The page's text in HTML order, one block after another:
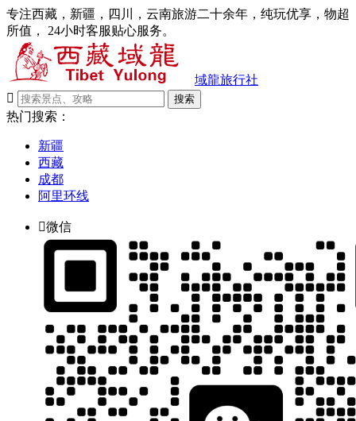
专注西藏，新疆，四川，云南旅游二十余年，纯玩优享，物超
所值， 24小时客服贴心服务。
域龍旅行社

搜索
热门搜索：
新疆
西藏
成都
阿里环线
微信